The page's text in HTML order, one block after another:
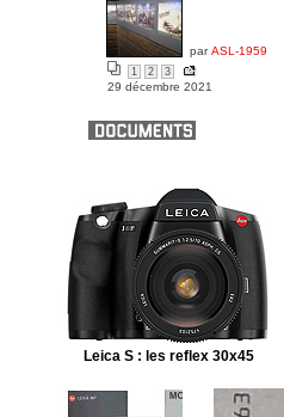
parASL-1959
1 2 3
29 décembre 2021
Leica S : les reflex 30x45